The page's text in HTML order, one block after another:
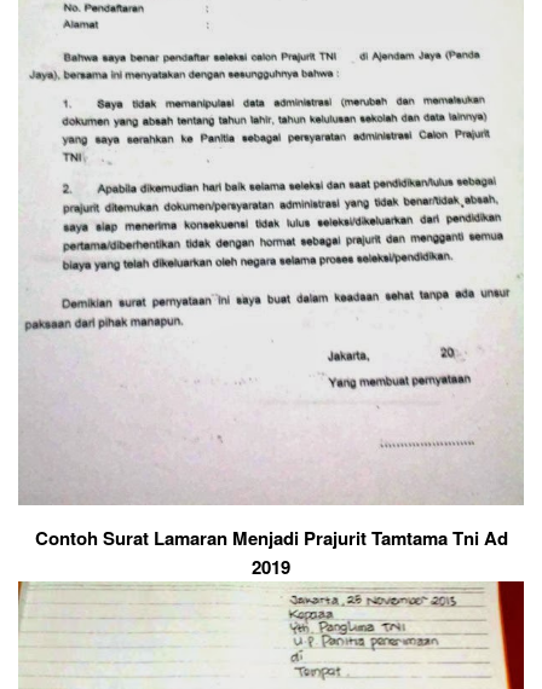
Contoh Surat Lamaran Menjadi Prajurit Tamtama Tni Ad
2019